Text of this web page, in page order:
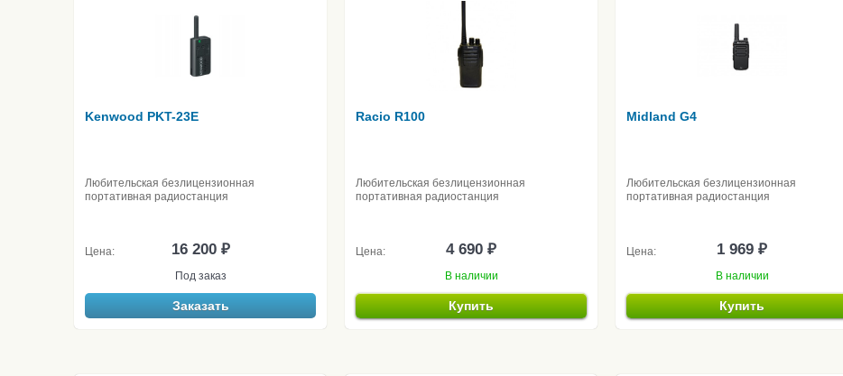
Kenwood PKT-23E
Любительская безлицензионная
портативная радиостанция
Цена: 16 200 ₽
Под заказ
Заказать
Racio R100
Любительская безлицензионная
портативная радиостанция
Цена: 4 690 ₽
В наличии
Купить
Midland G4
Любительская безлицензионная
портативная радиостанция
Цена: 1 969 ₽
В наличии
Купить